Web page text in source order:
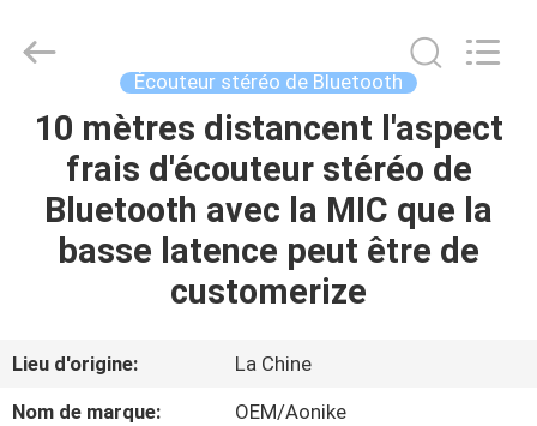
MAISON
PRODUITS
DE
NOUS
Electronics
Co,ltd.
Reserved.
Écouteur stéréo de Bluetooth
10 mètres distancent l'aspect
frais d'écouteur stéréo de
Bluetooth avec la MIC que la
basse latence peut être de
customerize
Lieu d'origine:
La Chine
Nom de marque:
OEM/Aonike